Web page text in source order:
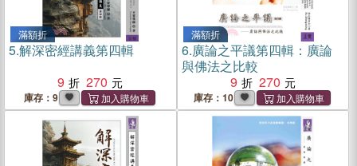
滿額折
5.解深密經講義第四輯
9
270
庫存：9
滿額折
6.廣論之平議第四輯：廣論
與佛法之比較
9
270
庫存：10